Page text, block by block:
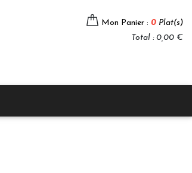
Mon Panier : 0 Plat(s)
Total : 0,00 €